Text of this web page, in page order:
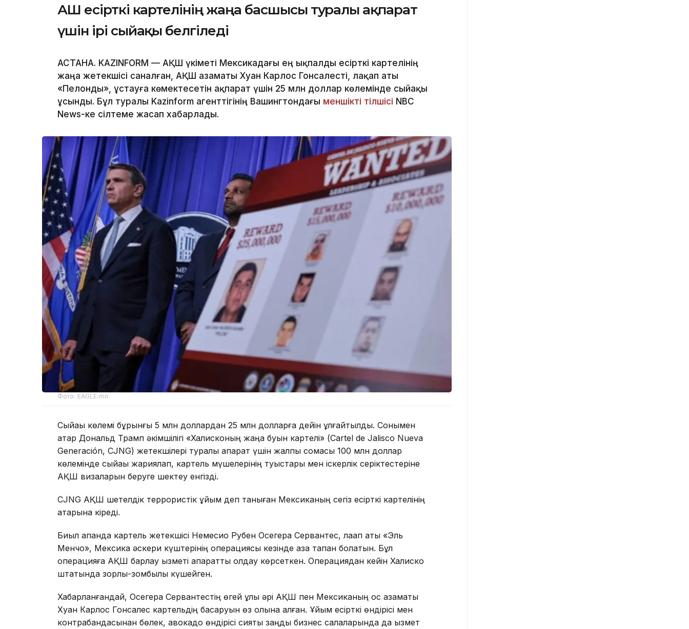
АҚШ есірткі картелінің жаңа басшысы туралы ақпарат
үшін ірі сыйақы белгіледі
АСТАНА. KAZINFORM — АҚШ үкіметі Мексикадағы ең ықпалды есірткі картелінің
жаңа жетекшісі саналған, АҚШ азаматы Хуан Карлос Гонсалесті, лақап аты
«Пелонды», ұстауға көмектесетін ақпарат үшін 25 млн доллар көлемінде сыйақы
ұсынды. Бұл туралы Kazinform агенттігінің Вашингтондағы меншікті тілшісі NBC
News-ке сілтеме жасап хабарлады.
Фото: EAGLE.mn
Сыйақы көлемі бұрынғы 5 млн доллардан 25 млн долларға дейін ұлғайтылды. Сонымен
қатар Дональд Трамп әкімшілігі «Халисконың жаңа буын картелі» (Cartel de Jalisco Nueva
Generación, CJNG) жетекшілері туралы ақпарат үшін жалпы сомасы 100 млн доллар
көлемінде сыйақы жариялап, картель мүшелерінің туыстары мен іскерлік серіктестеріне
АҚШ визаларын беруге шектеу енгізді.
CJNG АҚШ шетелдік террористік ұйым деп таныған Мексиканың сегіз есірткі картелінің
қатарына кіреді.
Биыл ақпанда картель жетекшісі Немесио Рубен Осегера Сервантес, лақап аты «Эль
Менчо», Мексика әскери күштерінің операциясы кезінде қаза тапқан болатын. Бұл
операцияға АҚШ барлау қызметі ақпараттық қолдау көрсеткен. Операциядан кейін Халиско
штатында зорлық-зомбылық күшейген.
Хабарланғандай, Осегера Сервантестің өгей ұлы әрі АҚШ пен Мексиканың қос азаматы
Хуан Карлос Гонсалес картельдің басқаруын өз қолына алған. Ұйым есірткі өндірісі мен
контрабандасынан бөлек, авокадо өндірісі сияқты заңды бизнес салаларында да қызмет